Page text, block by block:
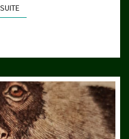
LIRE LA SUITE